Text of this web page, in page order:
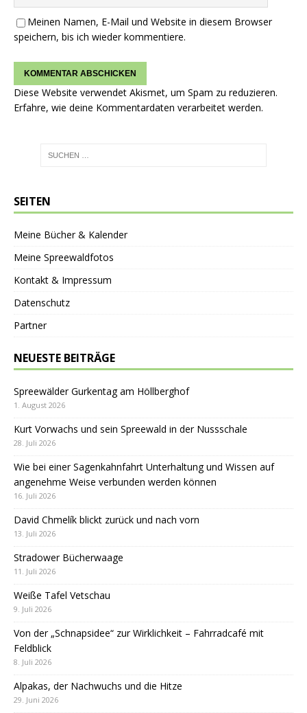
Meinen Namen, E-Mail und Website in diesem Browser
speichern, bis ich wieder kommentiere.
Diese Website verwendet Akismet, um Spam zu reduzieren.
Erfahre, wie deine Kommentardaten verarbeitet werden.
SEITEN
Meine Bücher & Kalender
Meine Spreewaldfotos
Kontakt & Impressum
Datenschutz
Partner
NEUESTE BEITRÄGE
Spreewälder Gurkentag am Höllberghof
1. August 2026
Kurt Vorwachs und sein Spreewald in der Nussschale
28. Juli 2026
Wie bei einer Sagenkahnfahrt Unterhaltung und Wissen auf
angenehme Weise verbunden werden können
16. Juli 2026
David Chmelík blickt zurück und nach vorn
13. Juli 2026
Stradower Bücherwaage
11. Juli 2026
Weiße Tafel Vetschau
9. Juli 2026
Von der „Schnapsidee“ zur Wirklichkeit – Fahrradcafé mit
Feldblick
8. Juli 2026
Alpakas, der Nachwuchs und die Hitze
29. Juni 2026